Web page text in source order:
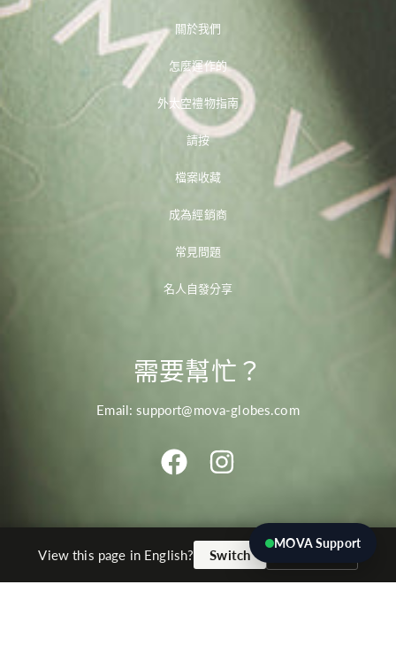
MOVA Support
關於我們
怎麼運作的
外太空禮物指南
請按
檔案收藏
成為經銷商
常見問題
名人自發分享
需要幫忙？
Email: support@mova-globes.com
HTTPS://WWW.FACEBOOK.COM/
地
TWD $
語
言
繁體中文
View this page in English? Switch No thanks